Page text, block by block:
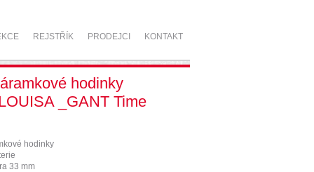
REJSTŘÍK PRODEJCI KONTAKT
hodinky
_GANT Time
hodinky
33 mm